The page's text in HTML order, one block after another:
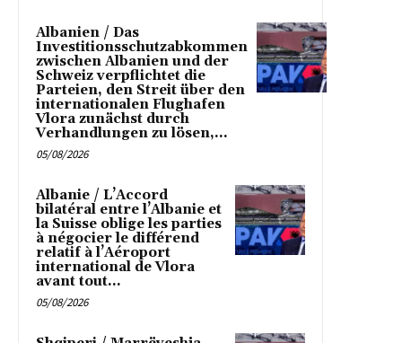
Albanien / Das
Investitionsschutzabkommen
zwischen Albanien und der
Schweiz verpflichtet die
Parteien, den Streit über den
internationalen Flughafen
Vlora zunächst durch
Verhandlungen zu lösen,...
05/08/2026
Albanie / L’Accord
bilatéral entre l’Albanie et
la Suisse oblige les parties
à négocier le différend
relatif à l’Aéroport
international de Vlora
avant tout...
05/08/2026